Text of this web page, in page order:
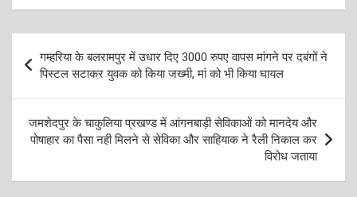
navigation
गम्हरिया के बलरामपुर में उधार दिए 3000 रुपए वापस मांगने पर दबंगों ने
पिस्टल सटाकर युवक को किया जख्मी, मां को भी किया घायल
जमशेदपुर के चाकुलिया प्रखण्ड में आंगनबाड़ी सेविकाओं को मानदेय और
पोषाहार का पैसा नही मिलने से सेविका और साहियाक ने रैली निकाल कर
विरोध जताया